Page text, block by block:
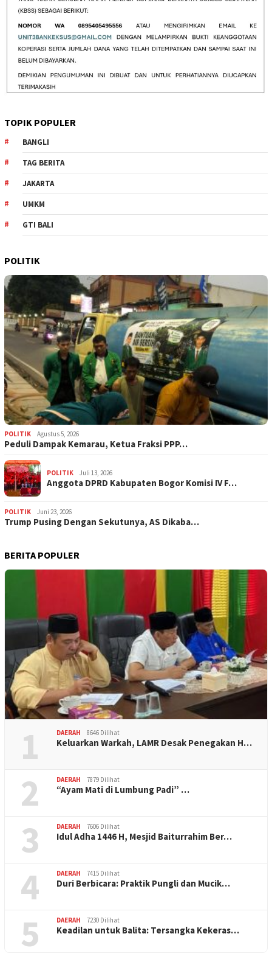
TOPIK POPULER
BANGLI
TAG BERITA
JAKARTA
UMKM
GTI BALI
POLITIK
POLITIK Agustus 5, 2026
‎Peduli Dampak Kemarau, Ketua Fraksi PPP…
POLITIK Juli 13, 2026
Anggota DPRD Kabupaten Bogor Komisi IV F…
POLITIK Juni 23, 2026
Trump Pusing Dengan Sekutunya, AS Dikaba…
BERITA POPULER
1 DAERAH 8646 Dilihat
Keluarkan Warkah, LAMR Desak Penegakan H…
2 DAERAH 7879 Dilihat
“Ayam Mati di Lumbung Padi” …
3 DAERAH 7606 Dilihat
Idul Adha 1446 H, Mesjid Baiturrahim Ber…
4 DAERAH 7415 Dilihat
Duri Berbicara: Praktik Pungli dan Mucik…
5 DAERAH 7230 Dilihat
Keadilan untuk Balita: Tersangka Kekeras…